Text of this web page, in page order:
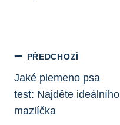
Navigace
Pro
Příspěvek
PŘEDCHOZÍ
Jaké plemeno psa
test: Najděte ideálního
mazlíčka